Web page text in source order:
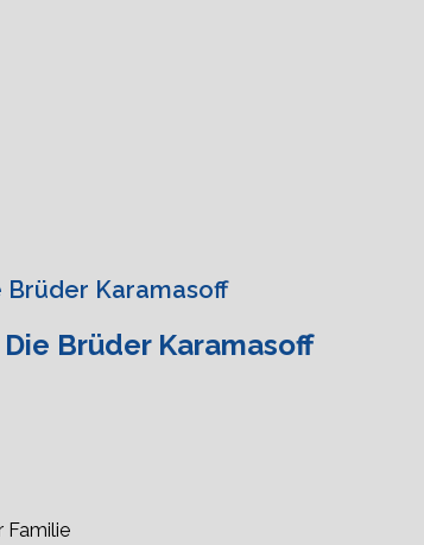
Brüder Karamasoff
Brüder Karamasoff
Familie